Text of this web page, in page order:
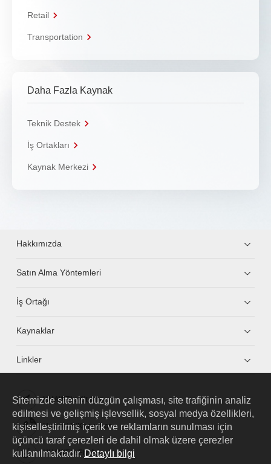
Retail
Transportation
Daha Fazla Kaynak
Teknik Destek
İş Ortakları
Kaynak Merkezi
Hakkımızda
Satın Alma Yöntemleri
İş Ortağı
Kaynaklar
Linkler
HUAWEI eKit App
Huawei HiKnow App
HUAWEI eFly App
Sitemizde sitenin düzgün çalışması, site trafiğinin analiz
edilmesi ve gelişmiş işlevsellik, sosyal medya özellikleri,
kişiselleştirilmiş içerik ve reklamların sunulması için
üçüncü taraf çerezleri de dahil olmak üzere çerezler
kullanılmaktadır. Detaylı bilgi